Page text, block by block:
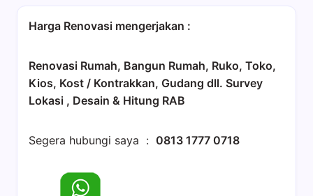
Harga Renovasi mengerjakan :
Renovasi Rumah, Bangun Rumah, Ruko, Toko,
Kios, Kost / Kontrakkan, Gudang dll. Survey
Lokasi , Desain & Hitung RAB
Segera hubungi saya : 0813 1777 0718